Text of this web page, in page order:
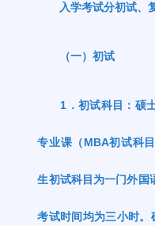
入学考试分初试、
（一）初试
1 ．初试科目：硕
专业课（MBA初试科
生初试科目为一门外国
考试时间均为三小时